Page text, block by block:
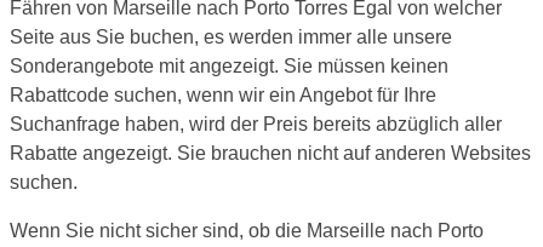
Fähren von Marseille nach Porto Torres Egal von welcher
Seite aus Sie buchen, es werden immer alle unsere
Sonderangebote mit angezeigt. Sie müssen keinen
Rabattcode suchen, wenn wir ein Angebot für Ihre
Suchanfrage haben, wird der Preis bereits abzüglich aller
Rabatte angezeigt. Sie brauchen nicht auf anderen Websites
suchen.
Wenn Sie nicht sicher sind, ob die Marseille nach Porto